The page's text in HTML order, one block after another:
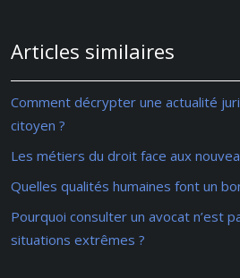
Articles similaires
Comment décrypter une actualité
citoyen ?
Les métiers du droit face aux
Quelles qualités humaines font un
Pourquoi consulter un avocat n’est
situations extrêmes ?